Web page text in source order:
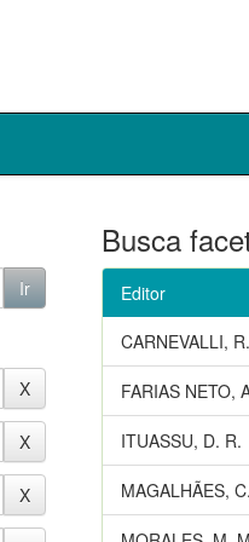
Busca
Editor
CARNEVALLI,
FARIAS NETO,
ITUASSU, D. R.
MAGALHÃES,